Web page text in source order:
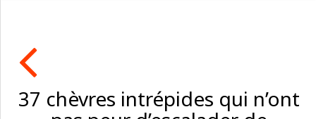
37 chèvres intrépides qui n’ont